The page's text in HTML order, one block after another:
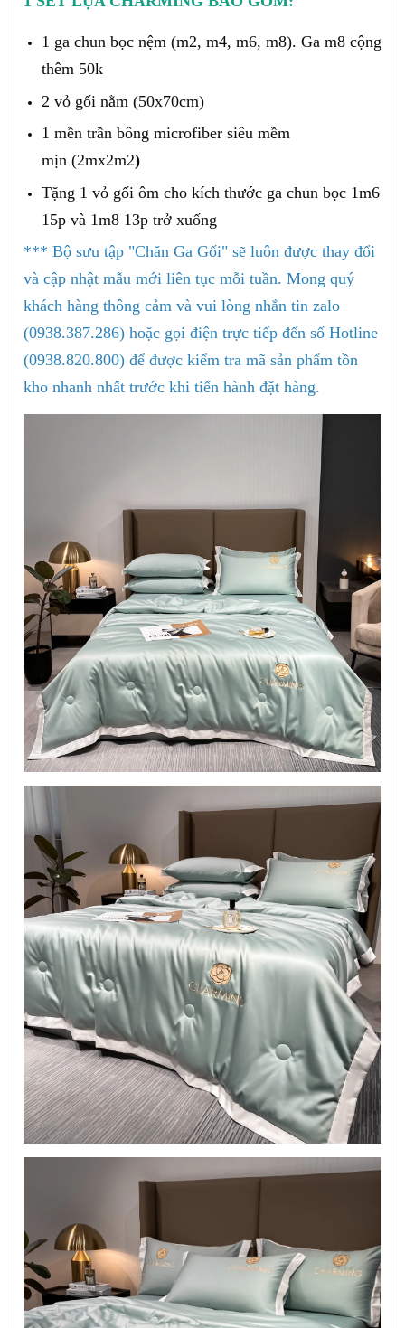
1 ga chun bọc nệm (m2, m4, m6, m8). Ga m8 cộng
thêm 50k
2 vỏ gối nằm (50x70cm)
1 mền trần bông microfiber siêu mềm
mịn (2mx2m2)
Tặng 1 vỏ gối ôm cho kích thước ga chun bọc 1m6
15p và 1m8 13p trở xuống
*** Bộ sưu tập "Chăn Ga Gối" sẽ luôn được thay đổi
và cập nhật mẫu mới liên tục mỗi tuần. Mong quý
khách hàng thông cảm và vui lòng nhắn tin zalo
(0938.387.286) hoặc gọi điện trực tiếp đến số Hotline
(0938.820.800) để được kiểm tra mã sản phẩm tồn
kho nhanh nhất trước khi tiến hành đặt hàng.